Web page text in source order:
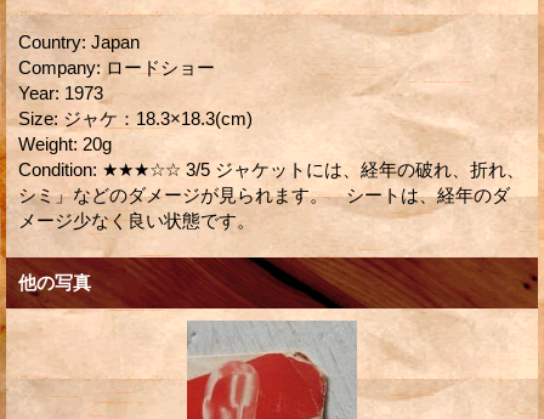
Country: Japan
Company: ロードショー
Year: 1973
Size: ジャケ：18.3×18.3(cm)
Weight: 20g
Condition: ★★★☆☆ 3/5 ジャケットには、経年の破れ、折れ、
シミ」などのダメージが見られます。 シートは、経年のダ
メージ少なく良い状態です。
他の写真